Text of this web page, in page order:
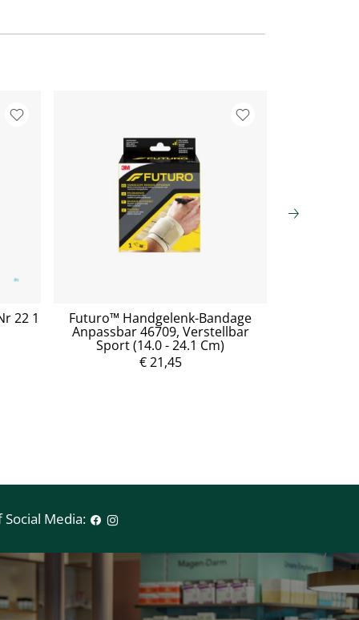
22 1 Futuro™ Handgelenk-Bandage
Anpassbar 46709, Verstellbar
Sport (14.0 - 24.1 Cm)
€ 21,45
Social Media: